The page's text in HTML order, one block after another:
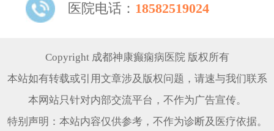
医院电话： 18582519024
Copyright 成都神康癫痫病医院 版权所有
本站如有转载或引用文章涉及版权问题，请速与我们联系
本网站只针对内部交流平台，不作为广告宣传。
特别声明：本站内容仅供参考，不作为诊断及医疗依据。